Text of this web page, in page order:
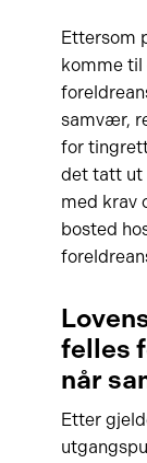
Ettersom
komme til
samvær,
for
det tatt ut
med krav
bosted
felles
når
Etter